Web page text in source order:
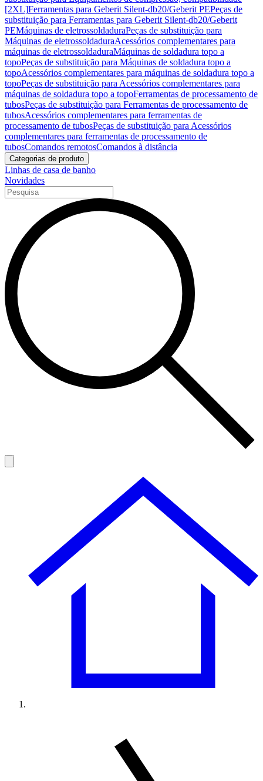
[2XL]Ferramentas para Geberit Silent-db20/Geberit PEPeças de
substituição para Ferramentas para Geberit Silent-db20/Geberit
PEMáquinas de eletrossoldaduraPeças de substituição para
Máquinas de eletrossoldaduraAcessórios complementares para
máquinas de eletrossoldaduraMáquinas de soldadura topo a
topoPeças de substituição para Máquinas de soldadura topo a
topoAcessórios complementares para máquinas de soldadura topo a
topoPeças de substituição para Acessórios complementares para
máquinas de soldadura topo a topoFerramentas de processamento de
tubosPeças de substituição para Ferramentas de processamento de
tubosAcessórios complementares para ferramentas de
processamento de tubosPeças de substituição para Acessórios
complementares para ferramentas de processamento de
tubosComandos remotosComandos à distância
Categorias de produto
Linhas de casa de banho
Novidades